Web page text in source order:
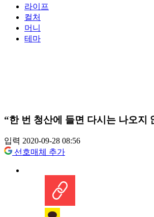
라이프
컬처
머니
테마
“한 번 청산에 들면 다시는 나오지
입력 2020-09-28 08:56
선호매체 추가